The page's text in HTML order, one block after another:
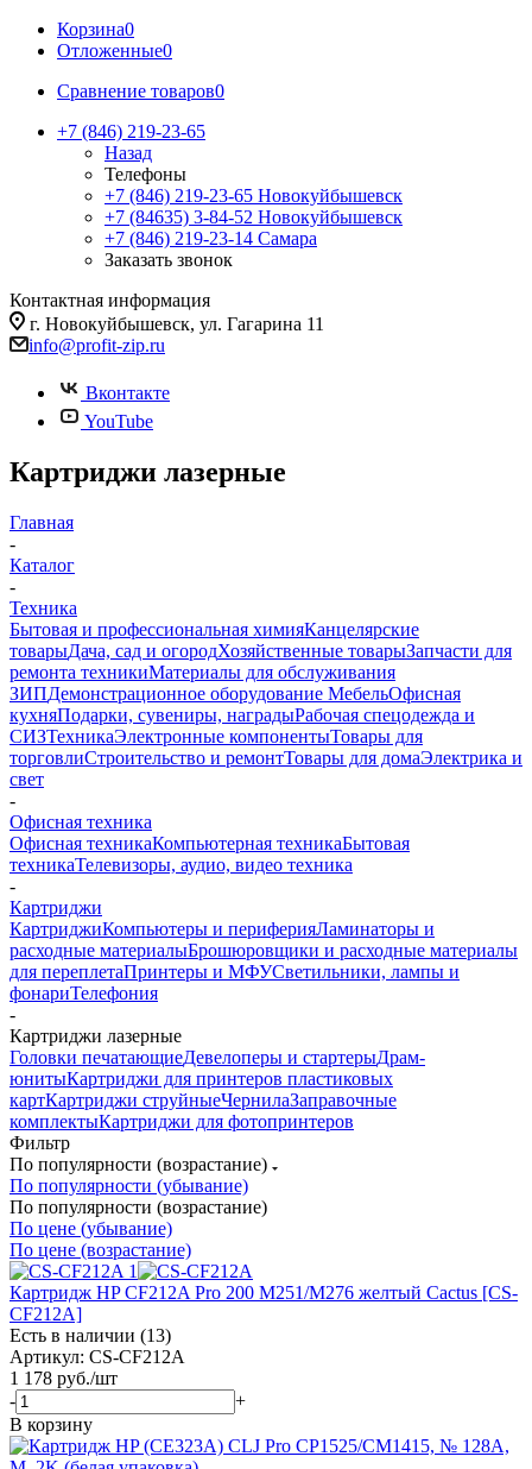
Корзина0
Отложенные0
Сравнение товаров0
+7 (846) 219-23-65
Назад
Телефоны
+7 (846) 219-23-65 Новокуйбышевск
+7 (84635) 3-84-52 Новокуйбышевск
+7 (846) 219-23-14 Самара
Заказать звонок
Контактная информация
г. Новокуйбышевск, ул. Гагарина 11
info@profit-zip.ru
Вконтакте
YouTube
Картриджи лазерные
Главная
-
Каталог
-
Техника
Бытовая и профессиональная химияКанцелярские
товарыДача, сад и огородХозяйственные товарыЗапчасти для
ремонта техникиМатериалы для обслуживания
ЗИПДемонстрационное оборудование МебельОфисная
кухняПодарки, сувениры, наградыРабочая спецодежда и
СИЗТехникаЭлектронные компонентыТовары для
торговлиСтроительство и ремонтТовары для домаЭлектрика и
свет
-
Офисная техника
Офисная техникаКомпьютерная техникаБытовая
техникаТелевизоры, аудио, видео техника
-
Картриджи
КартриджиКомпьютеры и периферияЛаминаторы и
расходные материалыБрошюровщики и расходные материалы
для переплетаПринтеры и МФУСветильники, лампы и
фонариТелефония
-
Картриджи лазерные
Головки печатающиеДевелоперы и стартерыДрам-
юнитыКартриджи для принтеров пластиковых
картКартриджи струйныеЧернилаЗаправочные
комплектыКартриджи для фотопринтеров
Фильтр
По популярности (возрастание)
По популярности (убывание)
По популярности (возрастание)
По цене (убывание)
По цене (возрастание)
Картридж HP CF212A Pro 200 M251/M276 желтый Cactus [CS-
CF212A]
Есть в наличии (13)
Артикул: CS-CF212A
1 178 руб./шт
-
+
В корзину